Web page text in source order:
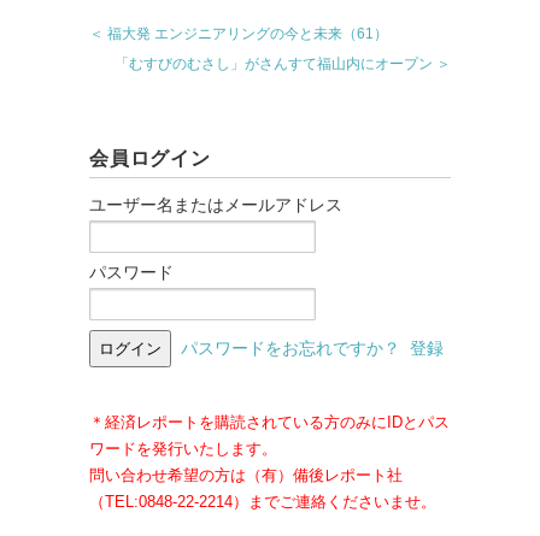
＜ 福大発 エンジニアリングの今と未来（61）
「むすびのむさし」がさんすて福山内にオープン ＞
会員ログイン
ユーザー名またはメールアドレス
パスワード
パスワードをお忘れですか？ 登録
＊経済レポートを購読されている方のみにIDとパス
ワードを発行いたします。
問い合わせ希望の方は（有）備後レポート社
（TEL:0848-22-2214）までご連絡くださいませ。